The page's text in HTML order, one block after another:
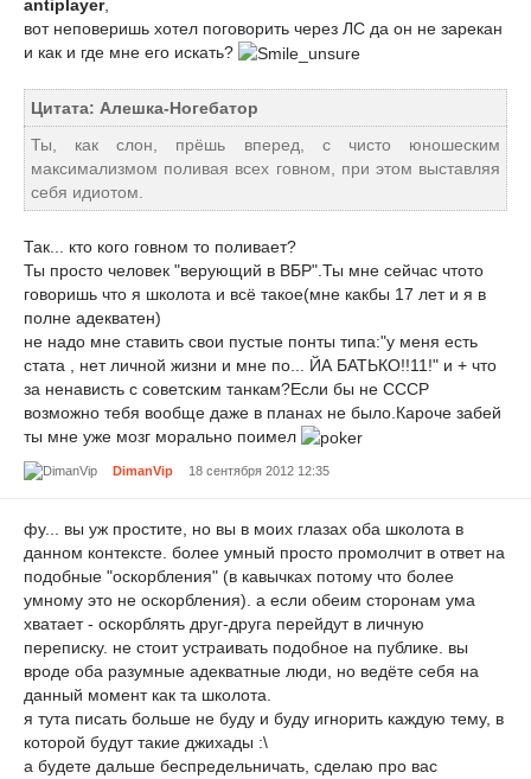
antiplayer,
вот неповеришь хотел поговорить через ЛС да он не зарекан
и как и где мне его искать?
Цитата: Алешка-Ногебатор
Ты, как слон, прёшь вперед, с чисто юношеским
максимализмом поливая всех говном, при этом выставляя
себя идиотом.
Так... кто кого говном то поливает?
Ты просто человек "верующий в ВБР".Ты мне сейчас чтото
говоришь что я школота и всё такое(мне какбы 17 лет и я в
полне адекватен)
не надо мне ставить свои пустые понты типа:"у меня есть
стата , нет личной жизни и мне по... ЙА БАТЬКО!!11!" и + что
за ненависть с советским танкам?Если бы не СССР
возможно тебя вообще даже в планах не было.Кароче забей
ты мне уже мозг морально поимел
DimanVip 18 сентября 2012 12:35
фу... вы уж простите, но вы в моих глазах оба школота в
данном контексте. более умный просто промолчит в ответ на
подобные "оскорбления" (в кавычках потому что более
умному это не оскорбления). а если обеим сторонам ума
хватает - оскорблять друг-друга перейдут в личную
переписку. не стоит устраивать подобное на публике. вы
вроде оба разумные адекватные люди, но ведёте себя на
данный момент как та школота.
я тута писать больше не буду и буду игнорить каждую тему, в
которой будут такие джихады :\
а будете дальше беспредельничать, сделаю про вас